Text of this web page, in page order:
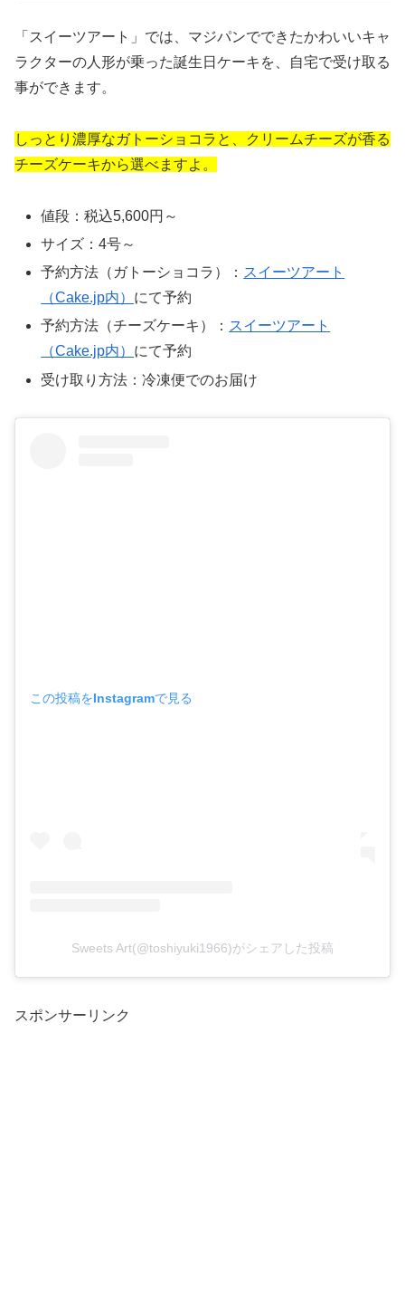
「スイーツアート」では、マジパンでできたかわいいキャ
ラクターの人形が乗った誕生日ケーキを、自宅で受け取る
事ができます。
しっとり濃厚なガトーショコラと、クリームチーズが香る
チーズケーキから選べますよ。
値段：税込5,600円～
サイズ：4号～
予約方法（ガトーショコラ）： スイーツアート
（Cake.jp内） にて予約
予約方法（チーズケーキ）： スイーツアート
（Cake.jp内） にて予約
受け取り方法：冷凍便でのお届け
この投稿をInstagramで見る
Sweets Art(@toshiyuki1966)がシェアした投稿
スポンサーリンク